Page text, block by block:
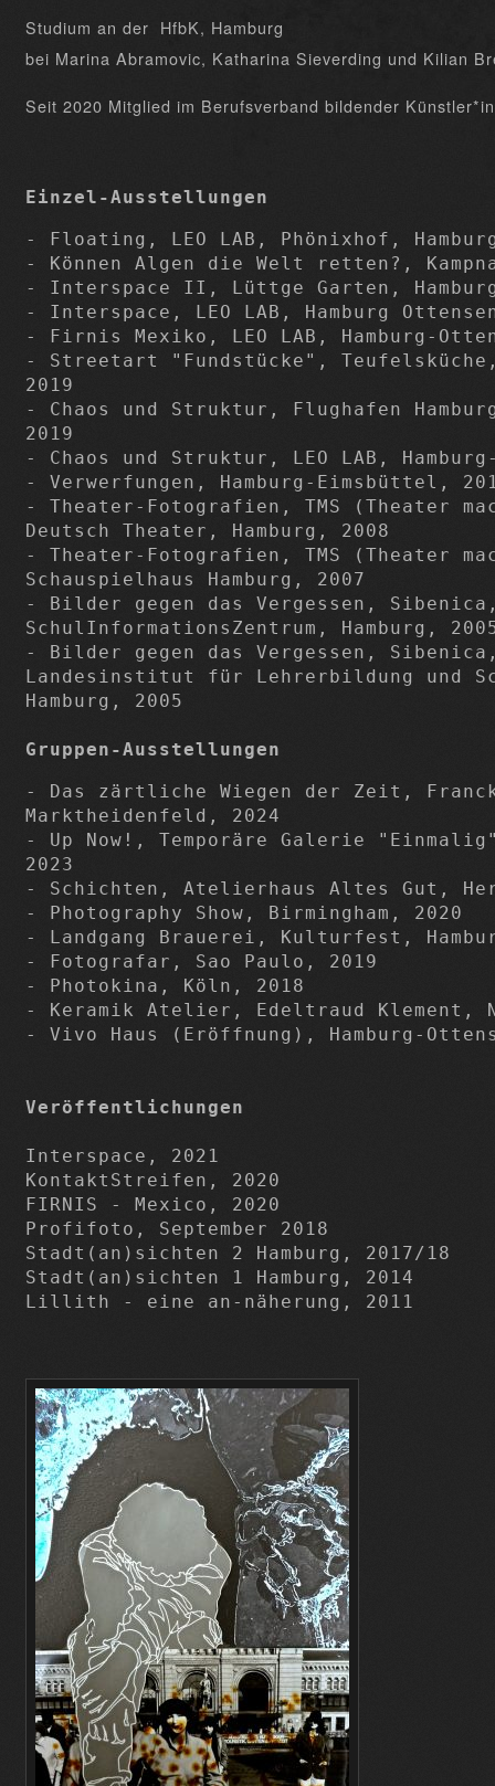
Studium an der HfbK, Hamburg
bei Marina Abramovic, Katharina Sieverding und Kilian
Seit 2020 Mitglied im Berufsverband bildender
Einzel-Ausstellungen
- Floating, LEO LAB, Phönixhof,
- Können Algen die Welt retten?,
- Interspace II, Lüttge Garten,
- Interspace, LEO LAB, Hamburg
- Firnis Mexiko, LEO LAB, Hamburg-
- Streetart "Fundstücke", Teufelsküche,
2019
- Chaos und Struktur, Flughafen
2019
- Chaos und Struktur, LEO LAB,
- Verwerfungen, Hamburg-Eimsbüttel,
- Theater-Fotografien, TMS (Theater
Deutsch Theater, Hamburg, 2008
- Theater-Fotografien, TMS (Theater
Schauspielhaus Hamburg, 2007
- Bilder gegen das Vergessen,
SchulInformationsZentrum, Hamburg,
- Bilder gegen das Vergessen,
Landesinstitut für Lehrerbildung und
Hamburg, 2005
Gruppen-Ausstellungen
- Das zärtliche Wiegen der Zeit,
Marktheidenfeld, 2024
- Up Now!, Temporäre Galerie
2023
- Schichten, Atelierhaus Altes Gut,
- Photography Show, Birmingham, 2020
- Landgang Brauerei, Kulturfest,
- Fotografar, Sao Paulo, 2019
- Photokina, Köln, 2018
- Keramik Atelier, Edeltraud Klement,
- Vivo Haus (Eröffnung), Hamburg-
Veröffentlichungen
Interspace, 2021
KontaktStreifen, 2020
FIRNIS - Mexico, 2020
Profifoto, September 2018
Stadt(an)sichten 2 Hamburg, 2017/18
Stadt(an)sichten 1 Hamburg, 2014
Lillith - eine an-näherung, 2011